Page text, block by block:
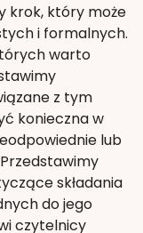
krok, który może
i formalnych.
warto
z tym
konieczna w
lub
składania
do jego
czytelnicy